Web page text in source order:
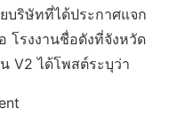
บริษัทที่ได้ประกาศแจก
โรงงานชื่อดังที่จังหวัด
V2 ได้โพสต์ระบุว่า